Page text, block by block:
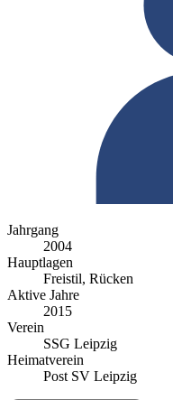
Jahrgang
2004
Hauptlagen
Freistil, Rücken
Aktive Jahre
2015
Verein
SSG Leipzig
Heimatverein
Post SV Leipzig